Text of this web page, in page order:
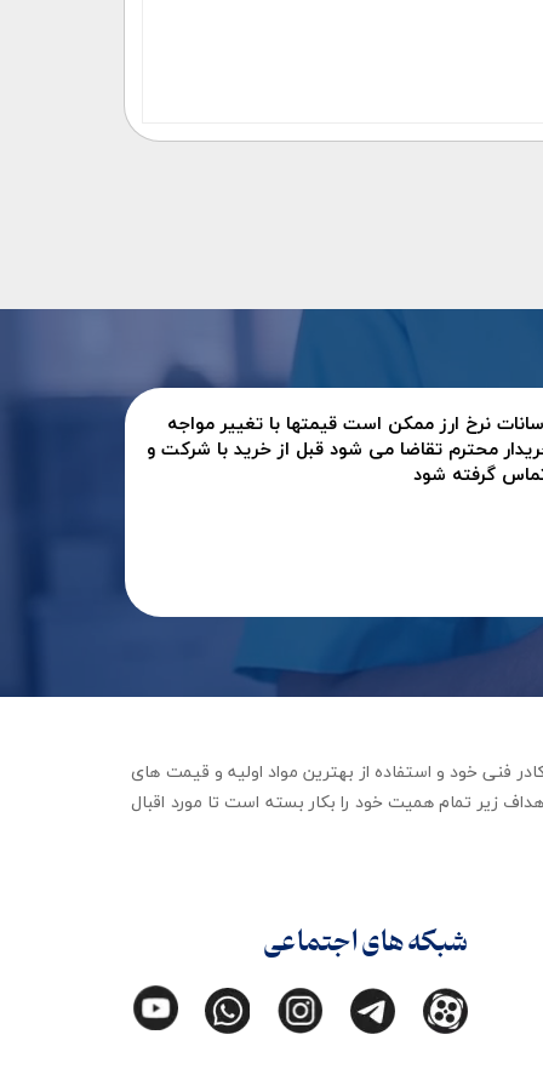
نرخ ارز ممکن است قیمتها با تغییر مواجه
محترم تقاضا می شود قبل از خرید با شرکت و
گرفته شود
توانبخشی با تکیه بر کادر فنی خود و استفاده از بهترین مواد اولیه و قیمت های
زیر تمام همیت خود را بکار بسته است تا مورد اقبال
شبکه های اجتماعی